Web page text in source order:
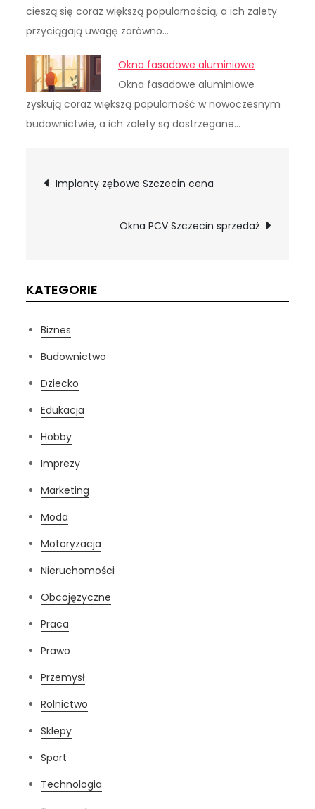
cieszą się coraz większą popularnością, a ich zalety
przyciągają uwagę zarówno…
Okna fasadowe aluminiowe
Okna fasadowe aluminiowe
zyskują coraz większą popularność w nowoczesnym
budownictwie, a ich zalety są dostrzegane…
Nawigacja
wpisu
Implanty zębowe Szczecin cena
Okna PCV Szczecin sprzedaż
KATEGORIE
Biznes
Budownictwo
Dziecko
Edukacja
Hobby
Imprezy
Marketing
Moda
Motoryzacja
Nieruchomości
Obcojęzyczne
Praca
Prawo
Przemysł
Rolnictwo
Sklepy
Sport
Technologia